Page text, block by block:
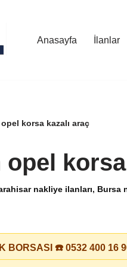
Anasayfa İlanlar
korsa kazalı araç
korsa
nakliye ilanları, Bursa
BORSASI ☎️ 0532 400 16